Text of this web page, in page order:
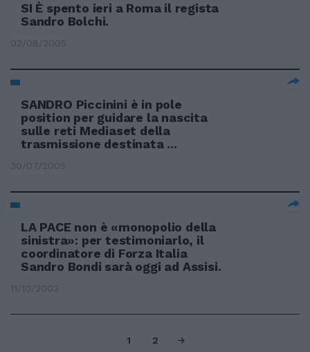
SI È spento ieri a Roma il regista
Sandro Bolchi.
02/08/2005
SANDRO Piccinini è in pole
position per guidare la nascita
sulle reti Mediaset della
trasmissione destinata ...
30/07/2005
LA PACE non è «monopolio della
sinistra»: per testimoniarlo, il
coordinatore di Forza Italia
Sandro Bondi sarà oggi ad Assisi.
11/10/2003
1 2